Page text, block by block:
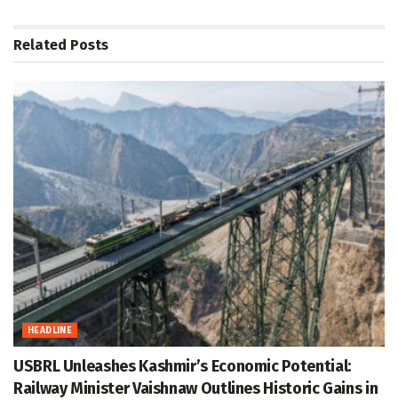
Related Posts
HEADLINE
USBRL Unleashes Kashmir’s Economic Potential:
Railway Minister Vaishnaw Outlines Historic Gains in